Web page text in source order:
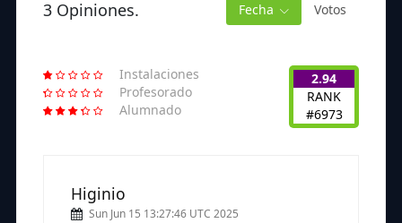
3 Opiniones. Fecha Votos
Instalaciones
Profesorado
Alumnado
2.94
RANK
#6973
Higinio
Sun Jun 15 13:27:46 UTC 2025